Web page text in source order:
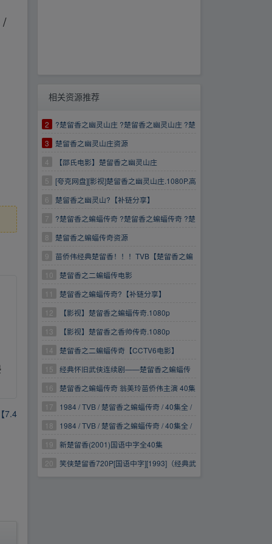
7.4
相关资源推荐
2
?楚留香之幽灵山庄 ?楚留香之幽灵山庄 ?楚
留香之幽灵山庄 ?楚留香之幽灵山庄 ?
3
楚留香之幽灵山庄资源
4
【邵氏电影】楚留香之幽灵山庄
5
[夸克网盘][影视]楚留香之幽灵山庄.1080P.高
清版
6
楚留香之幽灵山?【补链分享】
7
?楚留香之蝙蝠传奇 ?楚留香之蝙蝠传奇 ?楚
留香之蝙蝠传奇 ?楚留香之蝙蝠传奇 ?
8
楚留香之蝙蝠传奇资源
9
苗侨伟经典楚留香！！！TVB【楚留香之蝙
蝠传奇】高清分享！
10
楚留香之二蝙蝠传电影
11
楚留香之蝙蝠传奇?【补链分享】
12
【影视】楚留香之蝙蝠传奇.1080p
13
【影视】楚留香之香帅传奇.1080p
14
楚留香之二蝙蝠传奇【CCTV6电影】
15
经典怀旧武侠连续剧——楚留香之蝙蝠传
奇.苗侨伟
16
楚留香之蝙蝠传奇 翁美玲苗侨伟主演 40集
全 1984年
17
1984 / TVB / 楚留香之蝙蝠传奇 / 40集全 /
高清修复版 / 苗侨伟 / 翁美玲
18
1984 / TVB / 楚留香之蝙蝠传奇 / 40集全 /
高清修复版 / 苗侨伟 / 翁美玲 / 顶级珍藏
19
新楚留香(2001)国语中字全40集
20
笑侠楚留香720P[国语中字][1993]（经典武